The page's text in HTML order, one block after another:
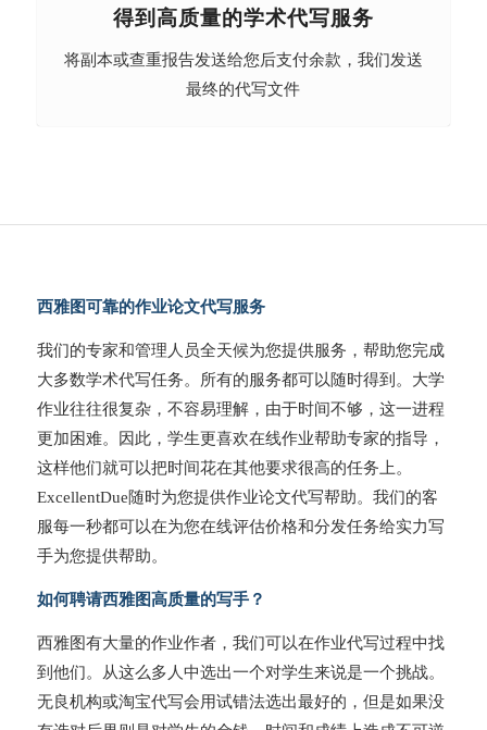
得到高质量的学术代写服务
将副本或查重报告发送给您后支付余款，我们发送
最终的代写文件
西雅图可靠的作业论文代写服务
我们的专家和管理人员全天候为您提供服务，帮助您完成
大多数学术代写任务。所有的服务都可以随时得到。大学
作业往往很复杂，不容易理解，由于时间不够，这一进程
更加困难。因此，学生更喜欢在线作业帮助专家的指导，
这样他们就可以把时间花在其他要求很高的任务上。
ExcellentDue随时为您提供作业论文代写帮助。我们的客
服每一秒都可以在为您在线评估价格和分发任务给实力写
手为您提供帮助。
如何聘请西雅图高质量的写手？
西雅图有大量的作业作者，我们可以在作业代写过程中找
到他们。从这么多人中选出一个对学生来说是一个挑战。
无良机构或淘宝代写会用试错法选出最好的，但是如果没